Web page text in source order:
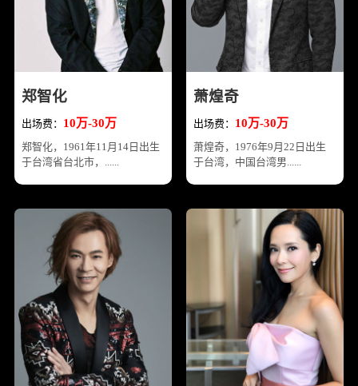
郑智化
出场费： 10万-30万
郑智化，1961年11月14日出生
于台湾省台北市，......
萧煌奇
出场费： 10万-30万
萧煌奇，1976年9月22日出生
于台湾，中国台湾男......